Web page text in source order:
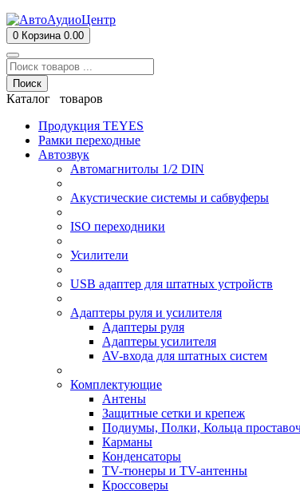
0 Корзина 0.00
Поиск
Каталог товаров
Продукция TEYES
Рамки переходные
Автозвук
Автомагнитолы 1/2 DIN
Акустические системы и сабвуферы
ISO переходники
Усилители
USB адаптер для штатных устройств
Адаптеры руля и усилителя
Адаптеры руля
Адаптеры усилителя
AV-входа для штатных систем
Комплектующие
Антены
Защитные сетки и крепеж
Подиумы, Полки, Кольца
Карманы
Конденсаторы
TV-тюнеры и TV-антенны
Кроссоверы